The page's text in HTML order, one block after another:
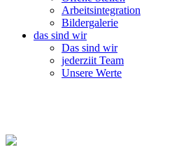
Arbeitsintegration
Bildergalerie
das sind wir
Das sind wir
jederziit Team
Unsere Werte